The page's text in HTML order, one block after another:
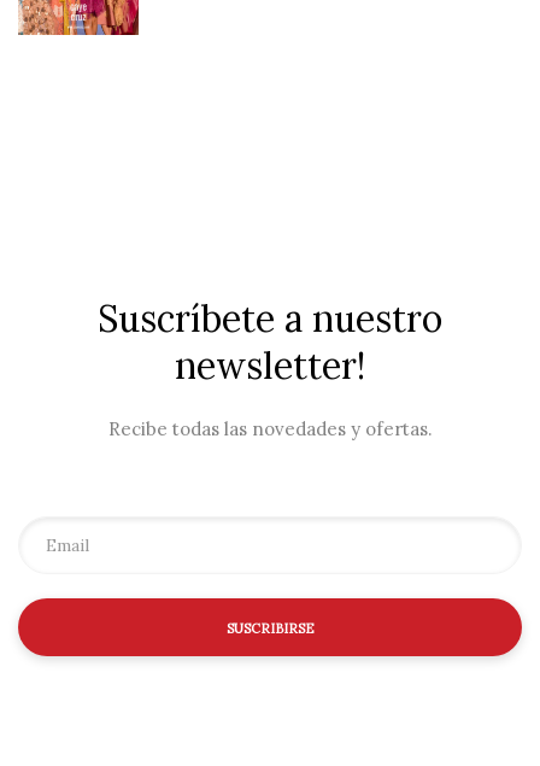
Suscríbete a nuestro
newsletter!
Recibe todas las novedades y ofertas.
SUSCRIBIRSE